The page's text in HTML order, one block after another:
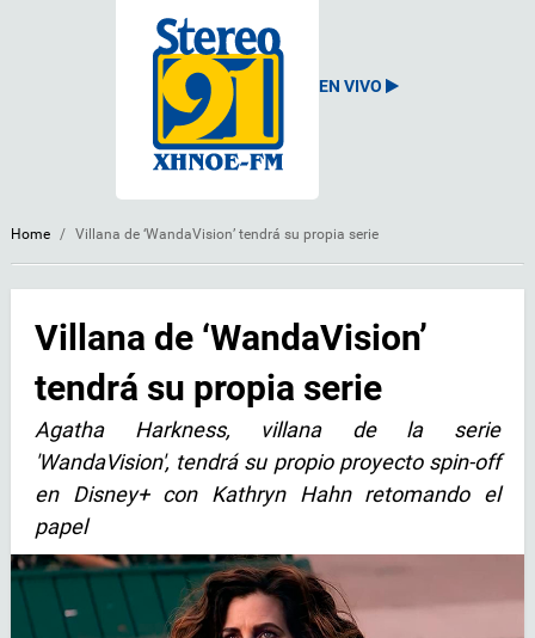
EN VIVO
Home / Villana de ‘WandaVision’ tendrá su propia serie
Villana de ‘WandaVision’
tendrá su propia serie
Agatha Harkness, villana de la serie
'WandaVision', tendrá su propio proyecto spin-off
en Disney+ con Kathryn Hahn retomando el
papel